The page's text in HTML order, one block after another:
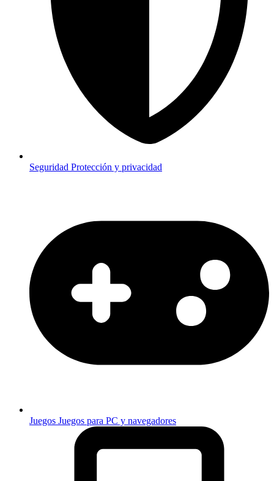
Seguridad Protección y privacidad
Juegos Juegos para PC y navegadores